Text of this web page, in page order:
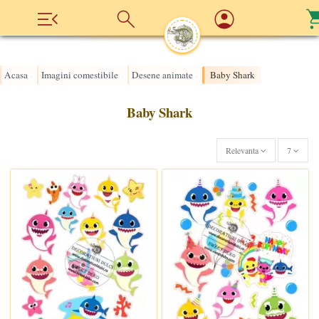
Acasa Imagini comestibile Desene animate Baby Shark
Baby Shark
Relevanta 7